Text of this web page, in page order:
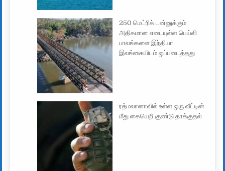
250 மெட்ரிக் டன்னுக்கும்
அதிகமான எடையுள்ள பெய்லி
பாலங்களை இந்தியா
இலங்கையிடம் ஒப்படைத்தது
ரத்மலானாவில் உள்ள ஒரு வீட்டின்
மீது கையெறி குண்டு தாக்குதல்